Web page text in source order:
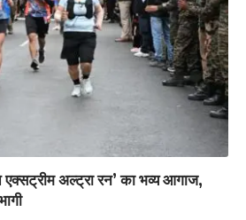
एक्सट्रीम अल्ट्रा रन’ का भव्य आगाज,